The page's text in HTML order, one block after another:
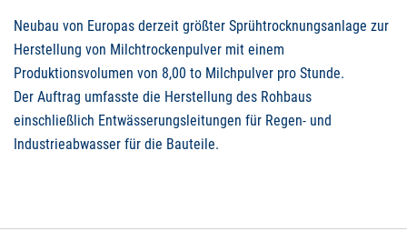
Neubau von Europas derzeit größter Sprühtrocknungsanlage zur
Herstellung von Milchtrockenpulver mit einem
Produktionsvolumen von 8,00 to Milchpulver pro Stunde.
Der Auftrag umfasste die Herstellung des Rohbaus
einschließlich Entwässerungsleitungen für Regen- und
Industrieabwasser für die Bauteile.